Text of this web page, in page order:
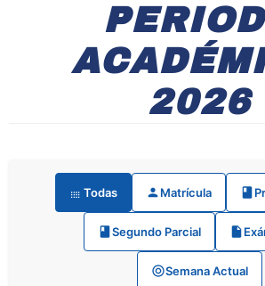
2026
Todas Matrícula
Segundo Parcial
Semana Actual